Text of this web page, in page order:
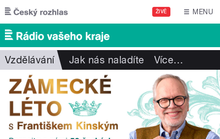
Přejít k hlavnímu obsahu
ŽIVĚ MENU
Vzdělávání Jak nás naladíte Více…